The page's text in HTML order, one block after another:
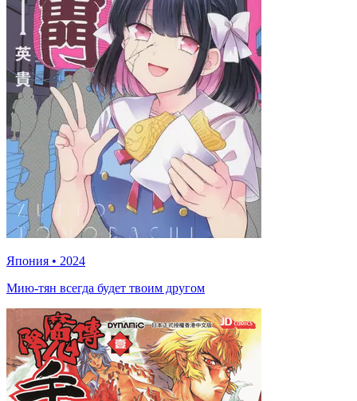
Япония • 2024
Мию-тян всегда будет твоим другом